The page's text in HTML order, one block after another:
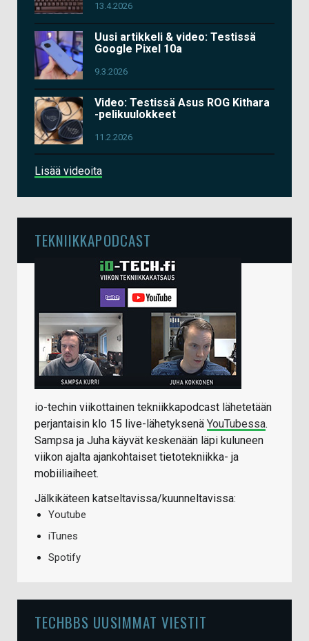
13.4.2026
Uusi artikkeli & video: Testissä
Google Pixel 10a
9.3.2026
Video: Testissä Asus ROG Kithara
-pelikuulokkeet
11.2.2026
Lisää videoita
TEKNIIKKAPODCAST
io-techin viikottainen tekniikkapodcast lähetetään
perjantaisin klo 15 live-lähetyksenä YouTubessa.
Sampsa ja Juha käyvät keskenään läpi kuluneen
viikon ajalta ajankohtaiset tietotekniikka- ja
mobiiliaiheet.
Jälkikäteen katseltavissa/kuunneltavissa:
Youtube
iTunes
Spotify
TECHBBS UUSIMMAT VIESTIT